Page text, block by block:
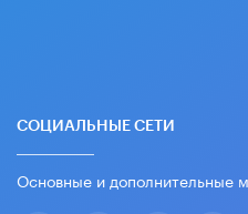
СОЦИАЛЬНЫЕ СЕТИ
Основные и дополнительные